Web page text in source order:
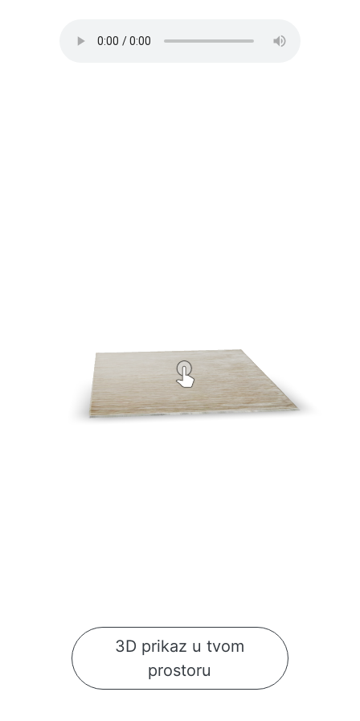
3D prikaz u tvom
prostoru